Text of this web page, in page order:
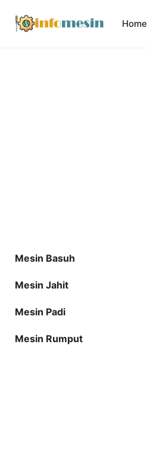
Home
Mesin Basuh
Mesin Jahit
Mesin Padi
Mesin Rumput